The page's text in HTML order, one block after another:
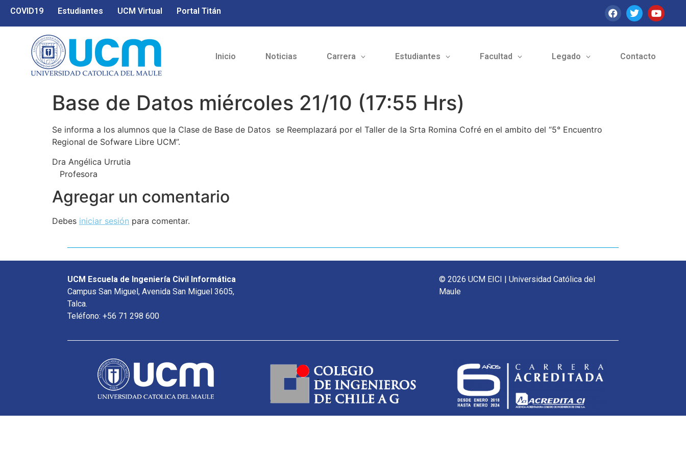
COVID19 Estudiantes UCM Virtual Portal Titán
Inicio Noticias Carrera Estudiantes Facultad Legado Contacto
Base de Datos miércoles 21/10 (17:55 Hrs)
Se informa a los alumnos que la Clase de Base de Datos se Reemplazará por el Taller de la Srta Romina Cofré en el ambito del “5° Encuentro
Regional de Sofware Libre UCM”.
Dra Angélica Urrutia
Profesora
Agregar un comentario
Debes iniciar sesión para comentar.
UCM Escuela de Ingeniería Civil Informática
Campus San Miguel, Avenida San Miguel 3605,
Talca.
Teléfono: +56 71 298 600
© 2026 UCM EICI | Universidad Católica del
Maule